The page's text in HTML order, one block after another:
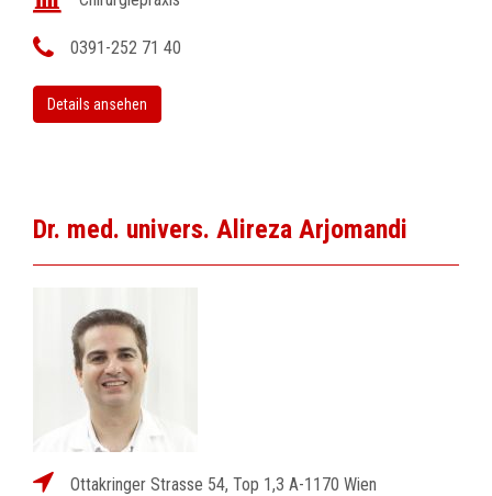
0391-252 71 40
Details ansehen
Dr. med. univers. Alireza Arjomandi
Ottakringer Strasse 54, Top 1,3 A-1170 Wien